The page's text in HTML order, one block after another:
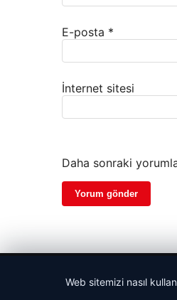
E-posta *
İnternet sitesi
Daha sonraki
Web sitemizi nasıl